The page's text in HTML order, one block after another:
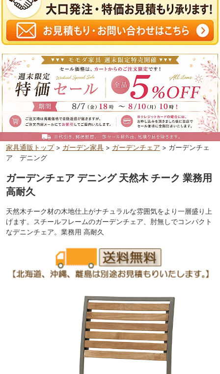
家具通販トップ> ガーデン家具 > ガーデンチェア > ガーデンチェ
ア デニング
ガーデンチェア デニング 天然木 チーク 業務用
高耐久
天然木チーク材の木地仕上がナチュラルな雰囲気をより一層盛り上
げます。スチールフレームのガーデンチェア、肘無しでコンパクト
なデニンチェア。業務用 高耐久